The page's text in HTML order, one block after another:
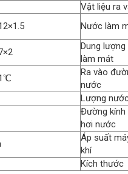
Vật liệu ra
Nước làm
Dung
làm mát
Ra vào
nước
Lượng
Đường kính
hơi nước
Áp suất
khí
Kích thước